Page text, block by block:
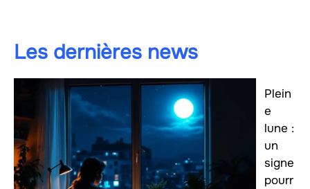
Les dernières news
Plein
e
lune :
un
signe
pourr